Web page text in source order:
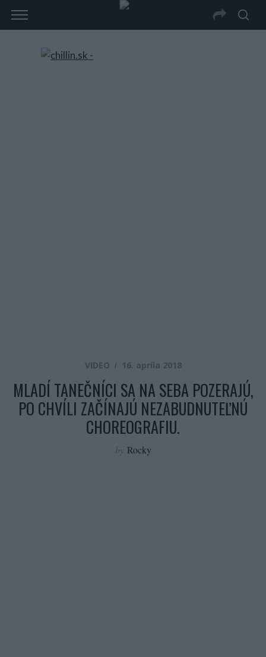
VIDEO 16. apríla 2018
MLADÍ TANEČNÍCI SA NA SEBA POZERAJÚ,
PO CHVÍLI ZAČÍNAJÚ NEZABUDNUTEĽNÚ
CHOREOGRAFIU.
by Rocky